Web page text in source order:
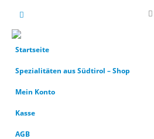
Startseite
Spezialitäten aus Südtirol – Shop
Mein Konto
Kasse
AGB